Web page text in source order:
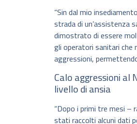
“Sin dal mio
strada di un’assistenza
dimostrato di essere
gli operatori sanitari che
aggressioni,
Calo aggressioni al
livello di ansia
“Dopo i primi tre mesi –
stati raccolti alcuni dati